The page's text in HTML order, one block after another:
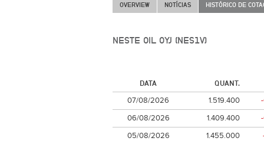
OVERVIEW NOTÍCIAS HISTÓRICO DE
NESTE OIL OYJ (NES1V)
DATA
QUANT.
07/08/2026
1.519.400
06/08/2026
1.409.400
05/08/2026
1.455.000